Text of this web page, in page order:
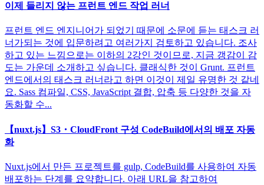
이제 들리지 않는 프런트 엔드 작업 러너
프런트 엔드 엔지니어가 되었기 때문에 소문에 듣는 태스크 러
너가되는 것에 입문하려고 여러가지 검토하고 있습니다. 조사
하고 있는 느낌으로는 이하의 2강인 것이므로, 지금 갱감이 감
도는 가운데 소개하고 싶습니다. 클래식한 것이 Grunt. 프런트
엔드에서의 태스크 러너라고 하면 이것이 제일 유명한 것 같네
요. Sass 컴파일, CSS, JavaScript 결합, 압축 등 다양한 것을 자
동화할 수...
【nuxt.js】S3・CloudFront 구성 CodeBuild에서의 배포 자동
화
Nuxt.js에서 만든 프로젝트를 gulp, CodeBuild를 사용하여 자동
배포하는 단계를 요약합니다. 아래 URL을 참고하여